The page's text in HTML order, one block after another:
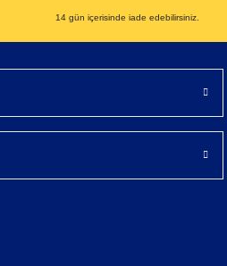
14 gün içerisinde iade edebilirsiniz.